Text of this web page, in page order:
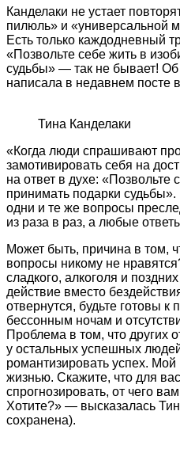
Канделаки не устает
пилюль» и «универсальной
Есть только каждодневный
«Позвольте себе жить в
судьбы» — так не бывает!
написала в недавнем посте
Тина Канделаки
«Когда люди спрашивают про
замотивировать себя на
на ответ в духе: «Позвольте
принимать подарки судьбы».
одни и те же вопросы
из раза в раз, а любые
Может быть, причина в том,
вопросы никому не
сладкого, алкоголя и
действие вместо
отвернутся, будьте готовы к
бессонным ночам и
Проблема в том, что других
у остальных успешных
романтизировать успех. Мой
жизнью. Скажите, что для
спрогнозировать, от чего
Хотите?» — высказалась
сохранена).